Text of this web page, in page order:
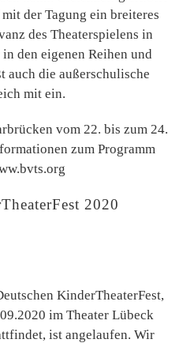
der Tagung ein breiteres
des Theaterspielens in
den eigenen Reihen und
auch die außerschulische
mit ein.
vom 22. bis zum 24.
zum Programm
2020
KinderTheaterFest,
im Theater Lübeck
ist angelaufen. Wir